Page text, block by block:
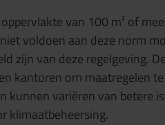
van 100 m² of
voldoen aan deze norm
zijn van deze regelgeving.
kantoren om maatregelen
kunnen variëren van betere
klimaatbeheersing.